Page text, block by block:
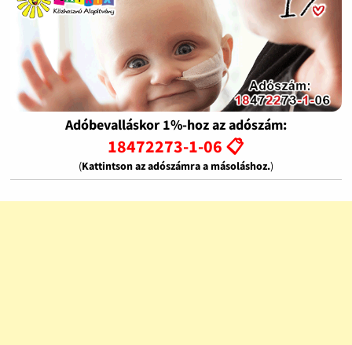
Adóbevalláskor 1%-hoz az adószám:
18472273-1-06 📋
(Kattintson az adószámra a másoláshoz.)